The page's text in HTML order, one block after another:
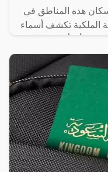
هذه المناطق في
الملكية تكشف أسماء